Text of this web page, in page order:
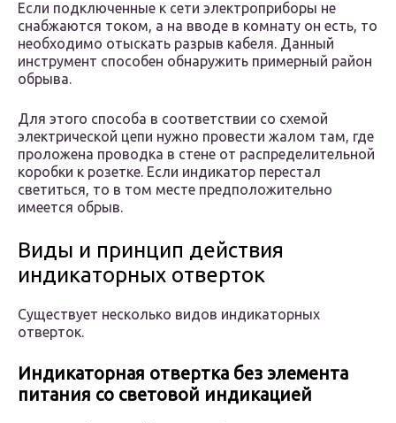
Если подключенные к сети электроприборы не
снабжаются током, а на вводе в комнату он есть, то
необходимо отыскать разрыв кабеля. Данный
инструмент способен обнаружить примерный район
обрыва.
Для этого способа в соответствии со схемой
электрической цепи нужно провести жалом там, где
проложена проводка в стене от распределительной
коробки к розетке. Если индикатор перестал
светиться, то в том месте предположительно
имеется обрыв.
Виды и принцип действия
индикаторных отверток
Существует несколько видов индикаторных
отверток.
Индикаторная отвертка без элемента
питания со световой индикацией